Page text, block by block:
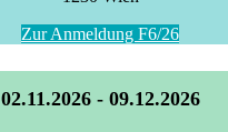
Zur Anmeldung F6/26
02.11.2026 - 09.12.2026